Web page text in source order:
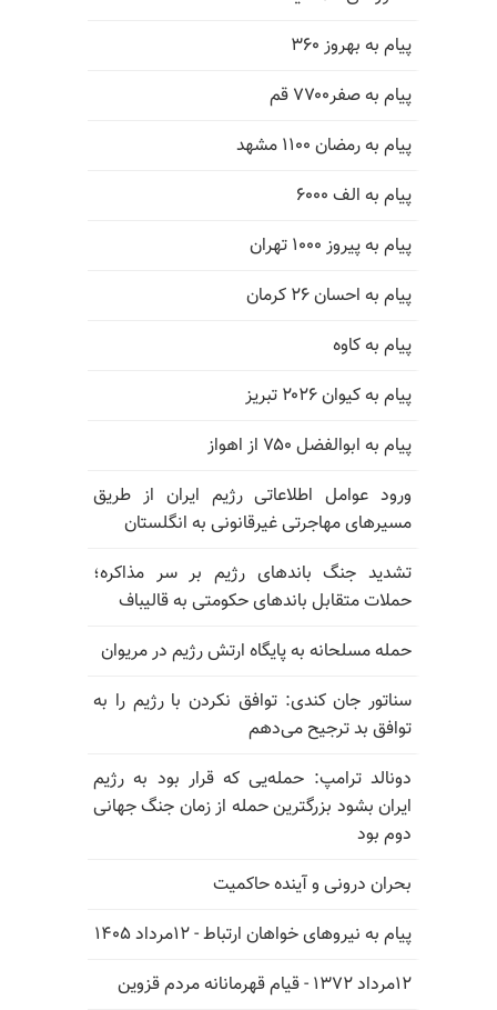
پیام به بهروز ۳۶۰
پیام به صفر۷۷۰۰ قم
پیام به رمضان ۱۱۰۰ مشهد
پیام به الف ۶۰۰۰
پیام به پیروز ۱۰۰۰ تهران
پیام به احسان ۲۶ کرمان
پیام به کاوه
پیام به کیوان ۲۰۲۶ تبریز
پیام به ابوالفضل ۷۵۰ از اهواز
ورود عوامل اطلاعاتی رژیم ایران از طریق
مسیرهای مهاجرتی غیرقانونی به انگلستان
تشدید جنگ باندهای رژیم بر سر مذاکره؛
حملات متقابل باندهای حکومتی به قالیباف
حمله مسلحانه به پایگاه ارتش رژیم در مریوان
سناتور جان کندی: توافق نکردن با رژیم را به
توافق بد ترجیح می‌دهم
دونالد ترامپ: حمله‌یی که قرار بود به رژیم
ایران بشود بزرگترین حمله از زمان جنگ جهانی
دوم بود
بحران درونی و آینده حاکمیت
پیام به نیروهای خواهان ارتباط - ۱۲مرداد ۱۴۰۵
۱۲مرداد ۱۳۷۲ - قیام قهرمانانه مردم قزوین